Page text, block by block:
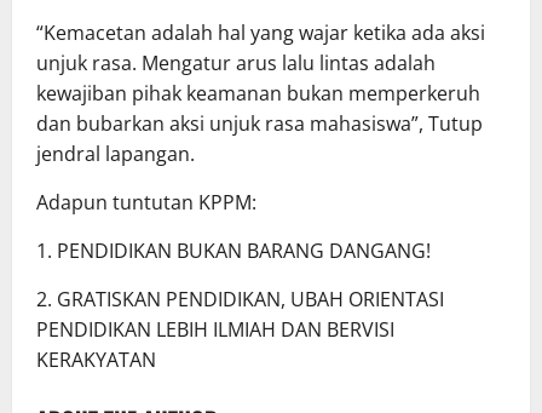
“Kemacetan adalah hal yang wajar ketika ada aksi
unjuk rasa. Mengatur arus lalu lintas adalah
kewajiban pihak keamanan bukan memperkeruh
dan bubarkan aksi unjuk rasa mahasiswa”, Tutup
jendral lapangan.
Adapun tuntutan KPPM:
1. PENDIDIKAN BUKAN BARANG DANGANG!
2. GRATISKAN PENDIDIKAN, UBAH ORIENTASI
PENDIDIKAN LEBIH ILMIAH DAN BERVISI
KERAKYATAN